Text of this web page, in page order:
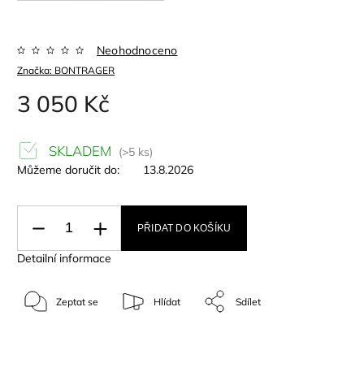
Značka: BONTRAGER
Neohodnoceno
3 050 Kč
SKLADEM
(>5 ks)
Můžeme doručit do:
13.8.2026
PŘIDAT DO KOŠÍKU
Detailní informace
Zeptat se Hlídat Sdílet